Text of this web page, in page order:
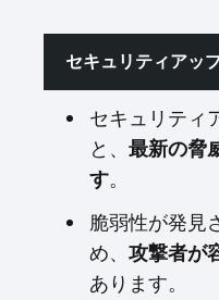
セキュリティアッ
セキュリティ
と、 最新の脅
す。
脆弱性が発見
め、 攻撃者が
あります。